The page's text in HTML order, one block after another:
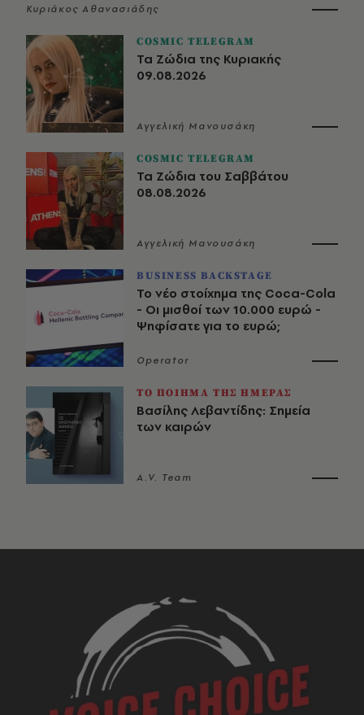
Κυριάκος Αθανασιάδης
COSMIC TELEGRAM
Τα Ζώδια της Κυριακής
09.08.2026
Αγγελική Μανουσάκη
COSMIC TELEGRAM
Τα Ζώδια του Σαββάτου
08.08.2026
Αγγελική Μανουσάκη
BUSINESS BACKSTAGE
Το νέο στοίχημα της Coca-Cola
- Οι μισθοί των 10.000 ευρώ -
Ψηφίσατε για το ευρώ;
Operator
ΤΟ ΠΟΙΗΜΑ ΤΗΣ ΗΜΕΡΑΣ
Βασίλης Λεβαντίδης: Σημεία
των καιρών
A.V. Team